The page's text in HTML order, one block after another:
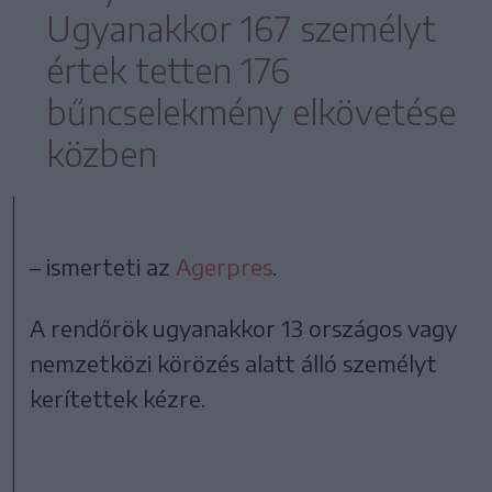
Ugyanakkor 167 személyt
értek tetten 176
bűncselekmény elkövetése
közben
– ismerteti az Agerpres
A rendőrök ugyanakkor 13 országos vagy
nemzetközi körözés alatt álló személyt
kerítettek kézre.